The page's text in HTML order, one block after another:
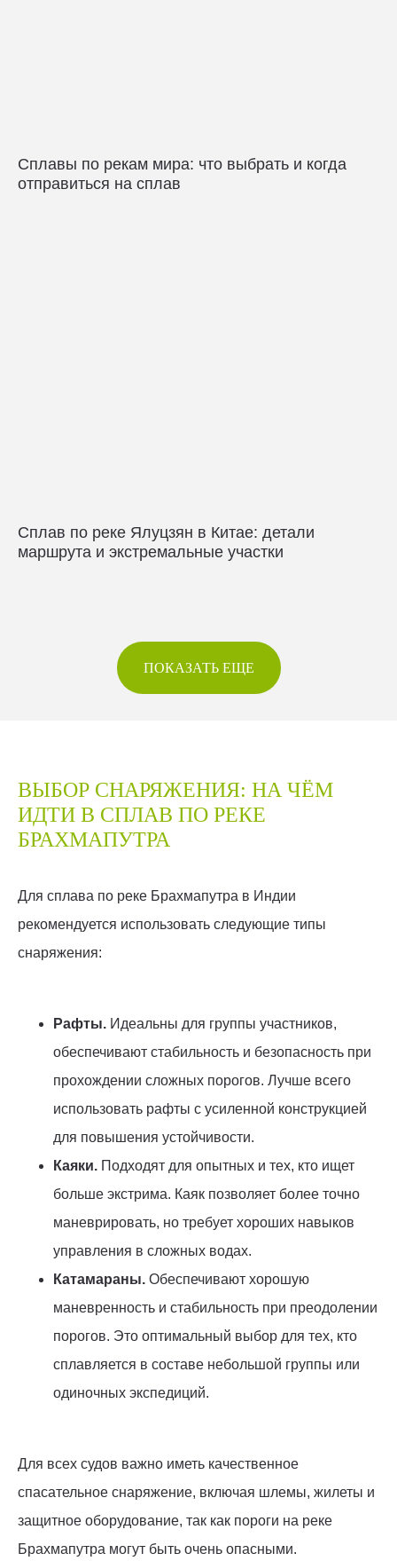
Сплавы по рекам мира: что выбрать и когда
отправиться на сплав
Сплав по реке Ялуцзян в Китае: детали
маршрута и экстремальные участки
ПОКАЗАТЬ ЕЩЕ
ВЫБОР СНАРЯЖЕНИЯ: НА ЧЁМ
ИДТИ В СПЛАВ ПО РЕКЕ
БРАХМАПУТРА
Для сплава по реке Брахмапутра в Индии
рекомендуется использовать следующие типы
снаряжения:
Рафты. Идеальны для группы участников,
обеспечивают стабильность и безопасность при
прохождении сложных порогов. Лучше всего
использовать рафты с усиленной конструкцией
для повышения устойчивости.
Каяки. Подходят для опытных и тех, кто ищет
больше экстрима. Каяк позволяет более точно
маневрировать, но требует хороших навыков
управления в сложных водах.
Катамараны. Обеспечивают хорошую
маневренность и стабильность при преодолении
порогов. Это оптимальный выбор для тех, кто
сплавляется в составе небольшой группы или
одиночных экспедиций.
Для всех судов важно иметь качественное
спасательное снаряжение, включая шлемы, жилеты и
защитное оборудование, так как пороги на реке
Брахмапутра могут быть очень опасными.